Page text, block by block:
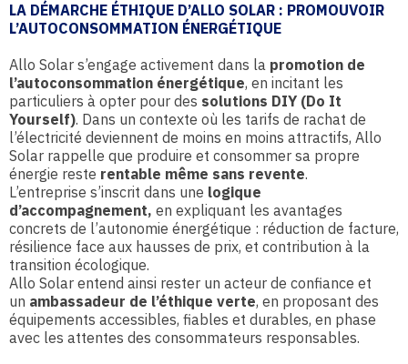
LA DÉMARCHE ÉTHIQUE D’ALLO SOLAR : PROMOUVOIR
L’AUTOCONSOMMATION ÉNERGÉTIQUE
Allo Solar s’engage activement dans la promotion de
l’autoconsommation énergétique, en incitant les
particuliers à opter pour des solutions DIY (Do It
Yourself). Dans un contexte où les tarifs de rachat de
l’électricité deviennent de moins en moins attractifs, Allo
Solar rappelle que produire et consommer sa propre
énergie reste rentable même sans revente.
L’entreprise s’inscrit dans une logique
d’accompagnement, en expliquant les avantages
concrets de l’autonomie énergétique : réduction de facture,
résilience face aux hausses de prix, et contribution à la
transition écologique.
Allo Solar entend ainsi rester un acteur de confiance et
un ambassadeur de l’éthique verte, en proposant des
équipements accessibles, fiables et durables, en phase
avec les attentes des consommateurs responsables.